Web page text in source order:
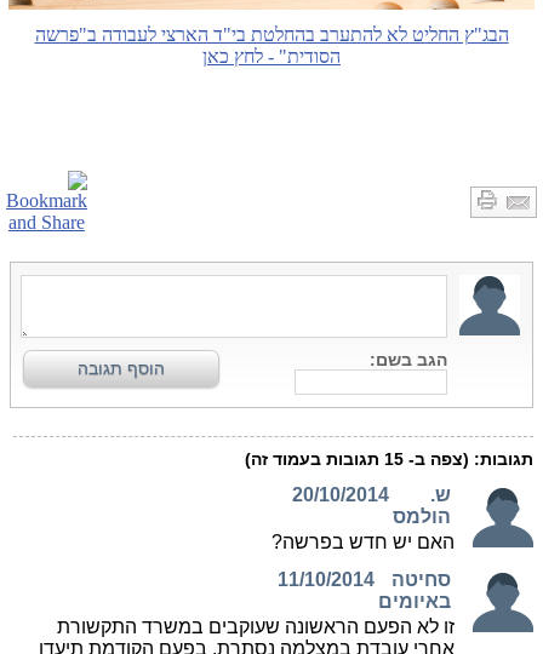
הבג"ץ החליט לא להתערב בהחלטת בי"ד הארצי לעבודה ב"פרשה
הסודית" - לחץ כאן